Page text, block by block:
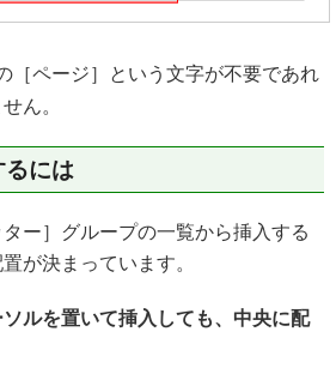
［ページ］という文字が不要であれ
ん。
には
ー］グループの一覧から挿入する
が決まっています。
ルを置いて挿入しても、中央に配